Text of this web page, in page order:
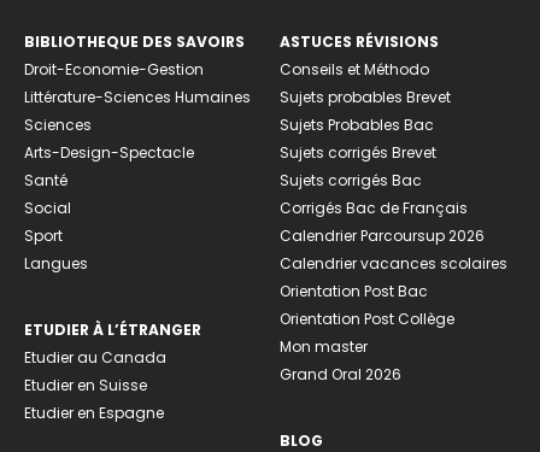
BIBLIOTHEQUE DES SAVOIRS
Droit-Economie-Gestion
Littérature-Sciences Humaines
Sciences
Arts-Design-Spectacle
Santé
Social
Sport
Langues
ETUDIER À L’ÉTRANGER
Etudier au Canada
Etudier en Suisse
Etudier en Espagne
ASTUCES RÉVISIONS
Conseils et Méthodo
Sujets probables Brevet
Sujets Probables Bac
Sujets corrigés Brevet
Sujets corrigés Bac
Corrigés Bac de Français
Calendrier Parcoursup 2026
Calendrier vacances scolaires
Orientation Post Bac
Orientation Post Collège
Mon master
Grand Oral 2026
BLOG